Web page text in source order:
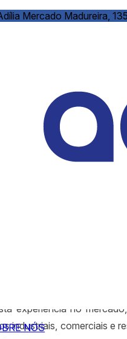
Mercado Madureira,
NÓS
Nós
em 1996 a
para Água.
é uma empresa
fornecimento de
para adequação da
experiência no
industriais, comerciais e